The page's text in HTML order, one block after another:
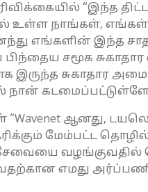
“இந்த
உள்ள நாங்கள்,
எங்களின் இந்த
சமூக
சுகாதார
நான்
“Wavenet ஆனது,
மேம்பட்ட
வழங்குவதில்
எமது